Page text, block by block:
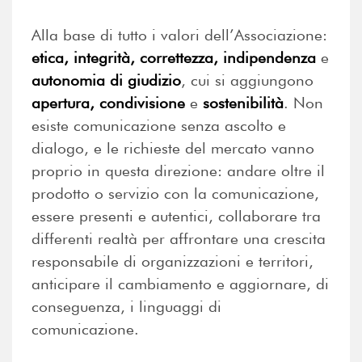
Alla base di tutto i valori dell’Associazione:
etica, integrità, correttezza, indipendenza e
autonomia di giudizio, cui si aggiungono
apertura, condivisione e sostenibilità. Non
esiste comunicazione senza ascolto e
dialogo, e le richieste del mercato vanno
proprio in questa direzione: andare oltre il
prodotto o servizio con la comunicazione,
essere presenti e autentici, collaborare tra
differenti realtà per affrontare una crescita
responsabile di organizzazioni e territori,
anticipare il cambiamento e aggiornare, di
conseguenza, i linguaggi di
comunicazione.